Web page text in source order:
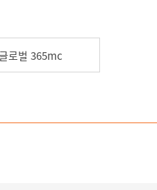
로벌 365mc